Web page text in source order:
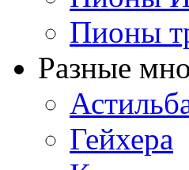
Пионы
Разные
Гейхера